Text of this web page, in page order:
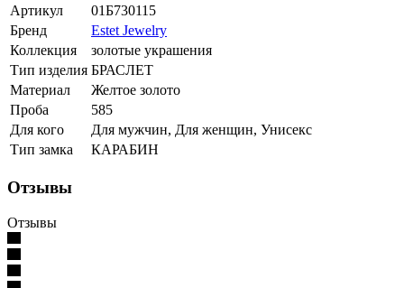
Артикул
01Б730115
Бренд
Estet Jewelry
Коллекция
золотые украшения
Тип изделия БРАСЛЕТ
Материал
Желтое золото
Проба
585
Для кого
Для мужчин, Для женщин, Унисекс
Тип замка
КАРАБИН
Отзывы
Отзывы